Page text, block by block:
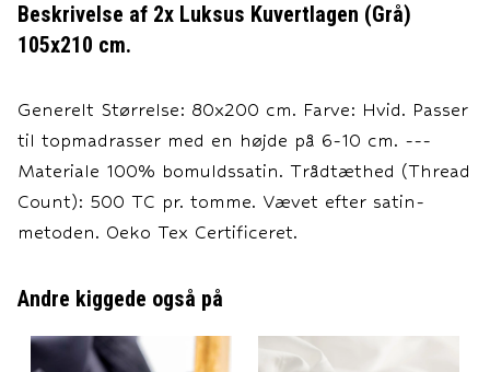
Beskrivelse af 2x Luksus Kuvertlagen (Grå)
105x210 cm.
Generelt Størrelse: 80x200 cm. Farve: Hvid. Passer
til topmadrasser med en højde på 6-10 cm. ---
Materiale 100% bomuldssatin. Trådtæthed (Thread
Count): 500 TC pr. tomme. Vævet efter satin-
metoden. Oeko Tex Certificeret.
Andre kiggede også på